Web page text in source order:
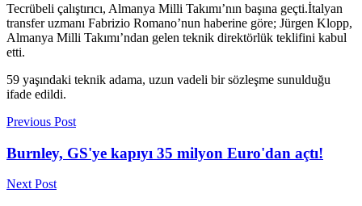
Tecrübeli çalıştırıcı, Almanya Milli Takımı’nın başına geçti.İtalyan
transfer uzmanı Fabrizio Romano’nun haberine göre; Jürgen Klopp,
Almanya Milli Takımı’ndan gelen teknik direktörlük teklifini kabul
etti.
59 yaşındaki teknik adama, uzun vadeli bir sözleşme sunulduğu
ifade edildi.
Previous Post
Burnley, GS'ye kapıyı 35 milyon Euro'dan açtı!
Next Post